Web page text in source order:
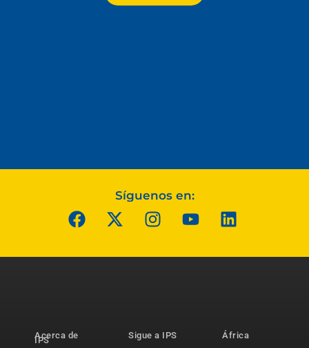
Síguenos en:
Acerca de
IPS
Sigue a IPS
África